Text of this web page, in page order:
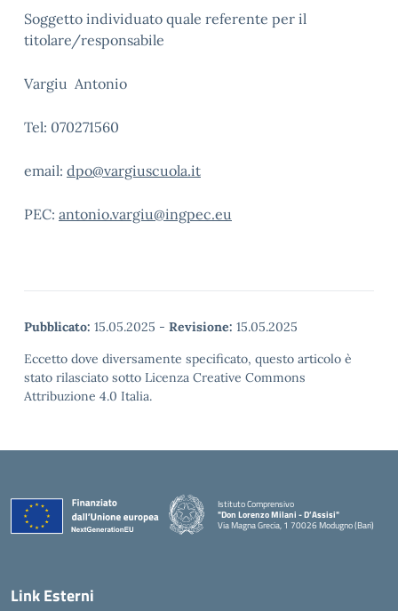
Soggetto individuato quale referente per il
titolare/responsabile
Vargiu Antonio
Tel: 070271560
email: dpo@vargiuscuola.it
PEC: antonio.vargiu@ingpec.eu
Pubblicato: 15.05.2025 - Revisione: 15.05.2025
Eccetto dove diversamente specificato, questo articolo è
stato rilasciato sotto Licenza Creative Commons
Attribuzione 4.0 Italia.
Istituto Comprensivo
"Don Lorenzo Milani - D’Assisi"
Via Magna Grecia, 1 70026 Modugno (Bari)
— Visita la pagina iniziale della scuola
Link Esterni